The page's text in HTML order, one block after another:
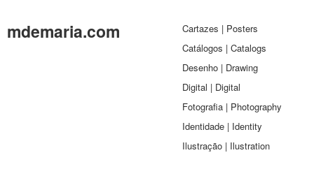
mdemaria.com
Cartazes | Posters
Catálogos | Catalogs
Desenho | Drawing
Digital | Digital
Fotografia | Photography
Identidade | Identity
Ilustração | Ilustration